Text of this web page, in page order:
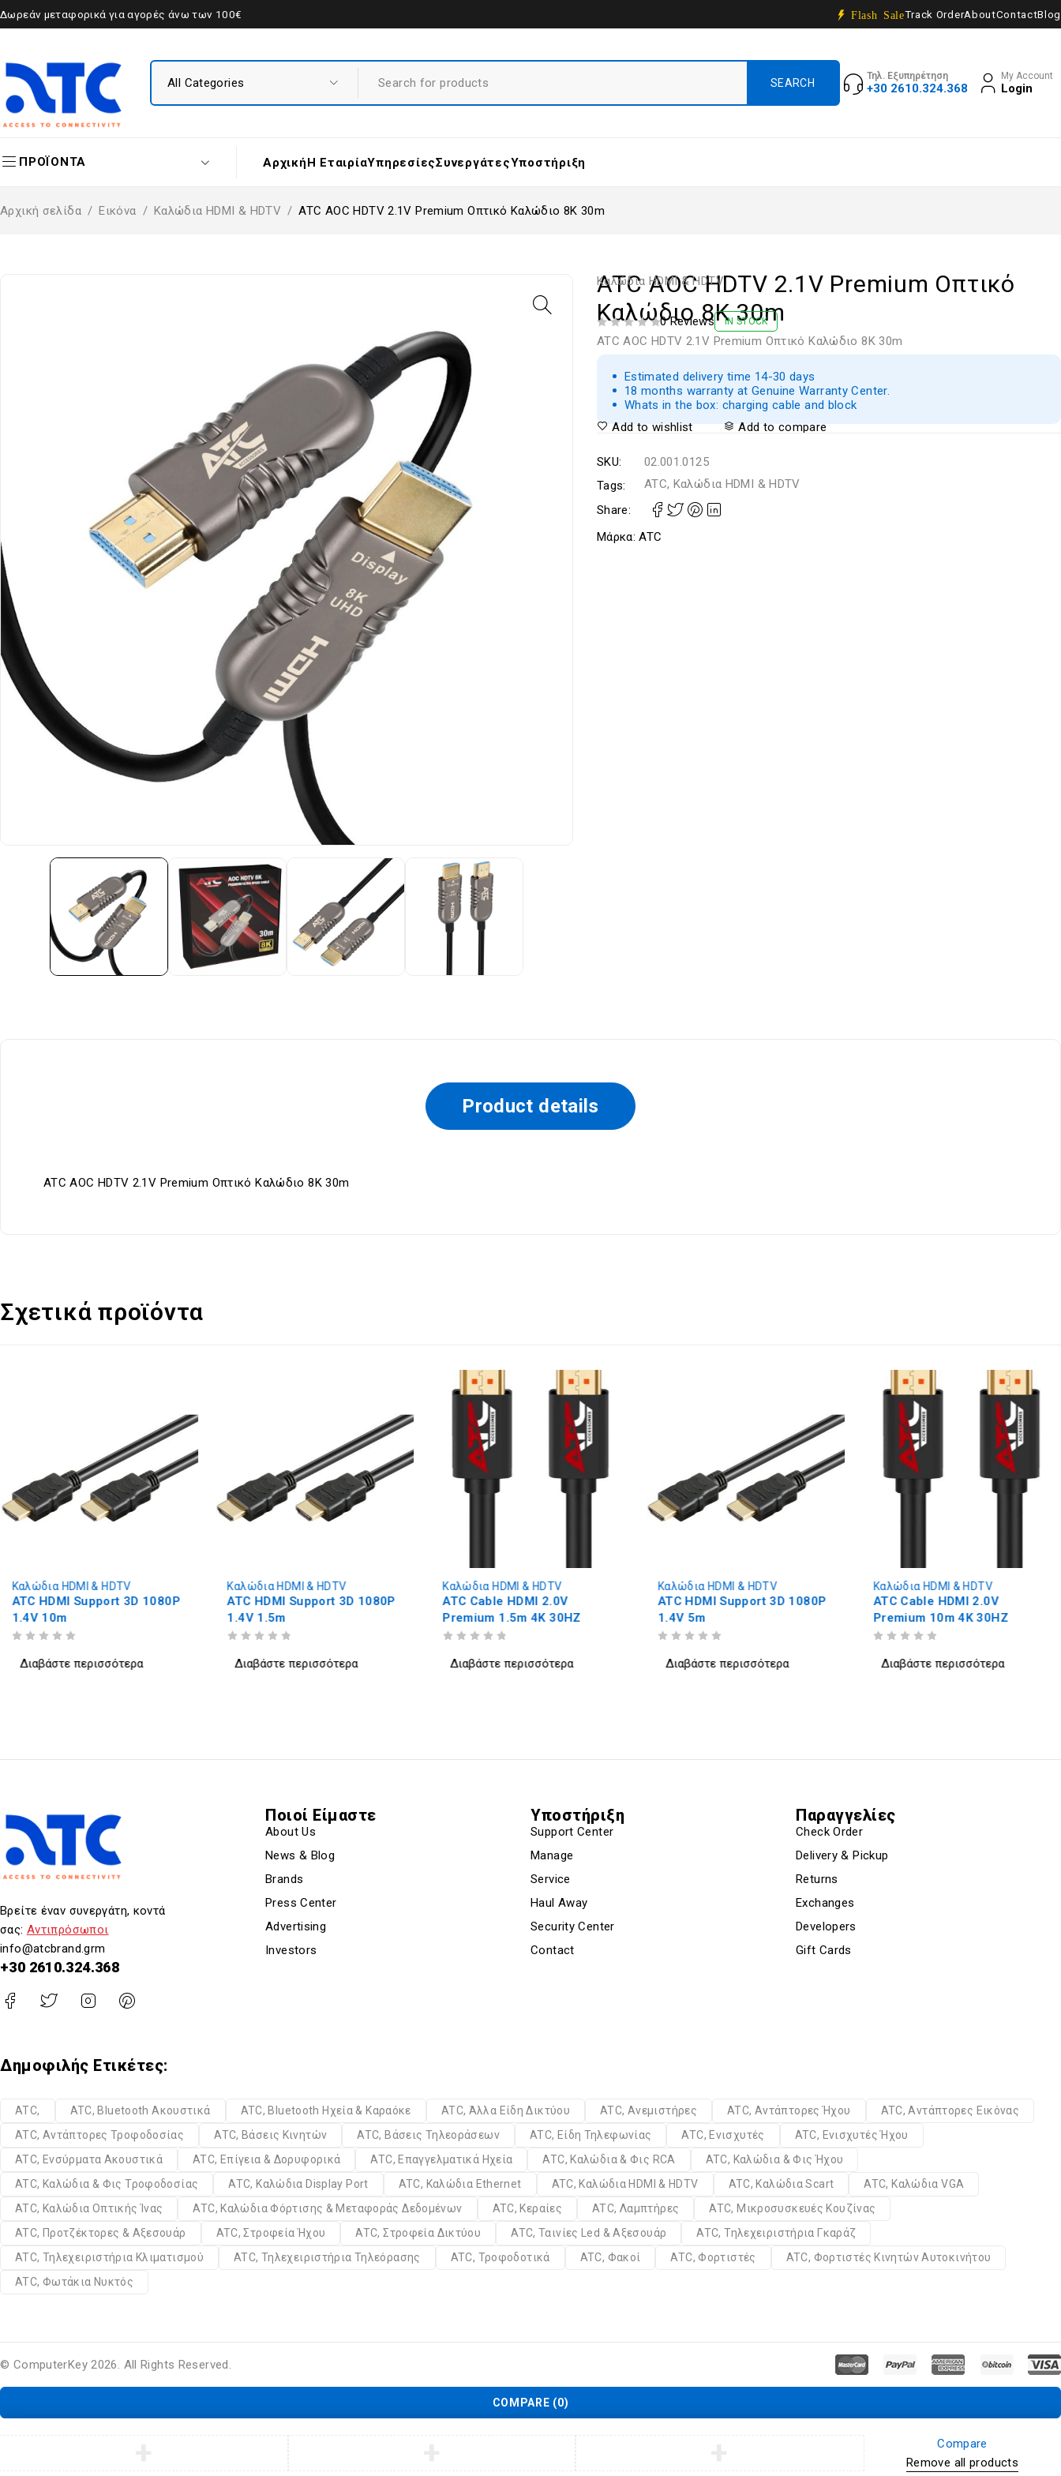
Δωρεάν μεταφορικά για αγορές άνω των 100€ Flash SaleTrack OrderAboutContactBlog
Τηλ. Εξυπηρέτηση
+30 2610.324.368
My Account
Login
ΠΡΟΪΟΝΤΑ ΑρχικήΗ ΕταιρίαΥπηρεσίεςΣυνεργάτεςΥποστήριξη
Αρχική σελίδα / Εικόνα / Καλώδια HDMI & HDTV / ATC AOC HDTV 2.1V Premium Οπτικό Καλώδιο 8K 30m
Καλώδια HDMI & HDTV
ATC AOC HDTV 2.1V Premium Οπτικό
Καλώδιο 8K 30m
0 Reviews IN STOCK
ATC AOC HDTV 2.1V Premium Οπτικό Καλώδιο 8K 30m
Estimated delivery time 14-30 days
18 months warranty at Genuine Warranty Center.
Whats in the box: charging cable and block
Add to wishlist
Add to compare
SKU:
02.001.0125
Tags:
ATC, Καλώδια HDMI & HDTV
Share:
Μάρκα:ATC
Product details
ATC AOC HDTV 2.1V Premium Οπτικό Καλώδιο 8K 30m
Σχετικά προϊόντα
Καλώδια HDMI & HDTV
ATC HDMI Support 3D 1080P
1.4V 10m
Διαβάστε περισσότερα
Καλώδια HDMI & HDTV
ATC HDMI Support 3D 1080P
1.4V 1.5m
Διαβάστε περισσότερα
Καλώδια HDMI & HDTV
ATC Cable HDMI 2.0V
Premium 1.5m 4K 30HZ
Διαβάστε περισσότερα
Καλώδια HDMI & HDTV
ATC HDMI Support 3D 1080P
1.4V 5m
Διαβάστε περισσότερα
Καλώδια HDMI & HDTV
ATC Cable HDMI 2.0V
Premium 10m 4K 30HZ
Διαβάστε περισσότερα
Βρείτε έναν συνεργάτη, κοντά
σας: Αντιπρόσωποι
info@atcbrand.grm
+30 2610.324.368
Ποιοί Είμαστε
About Us
News & Blog
Brands
Press Center
Advertising
Investors
Υποστήριξη
Support Center
Manage
Service
Haul Away
Security Center
Contact
Παραγγελίες
Check Order
Delivery & Pickup
Returns
Exchanges
Developers
Gift Cards
Δημοφιλής Ετικέτες:
ATC, ATC, Bluetooth Ακουστικά ATC, Bluetooth Ηχεία & Καραόκε ATC, Άλλα Είδη Δικτύου ATC, Ανεμιστήρες ATC, Αντάπτορες Ήχου
ATC, Αντάπτορες Εικόνας
ATC, Αντάπτορες Τροφοδοσίας
ATC, Βάσεις Κινητών ATC, Βάσεις Τηλεοράσεων ATC, Είδη Τηλεφωνίας ATC, Ενισχυτές
ATC, Ενισχυτές Ήχου
ATC, Ενσύρματα Ακουστικά
ATC, Επίγεια & Δορυφορικά ATC, Επαγγελματικά Ηχεία ATC, Καλώδια & Φις RCA
ATC, Καλώδια & Φις Ήχου
ATC, Καλώδια & Φις Τροφοδοσίας
ATC, Καλώδια Display Port ATC, Καλώδια Ethernet ATC, Καλώδια HDMI & HDTV ATC, Καλώδια Scart
ATC, Καλώδια VGA
ATC, Καλώδια Οπτικής Ίνας
ATC, Καλώδια Φόρτισης & Μεταφοράς Δεδομένων ATC, Κεραίες ATC, Λαμπτήρες
ATC, Μικροσυσκευές Κουζίνας
ATC, Προτζέκτορες & Αξεσουάρ
ATC, Στροφεία Ήχου ATC, Στροφεία Δικτύου ATC, Ταινίες Led & Αξεσουάρ
ATC, Τηλεχειριστήρια Γκαράζ
ATC, Τηλεχειριστήρια Κλιματισμού
ATC, Τηλεχειριστήρια Τηλεόρασης ATC, Τροφοδοτικά ATC, Φακοί ATC, Φορτιστές
ATC, Φορτιστές Κινητών Αυτοκινήτου
ATC, Φωτάκια Νυκτός
© ComputerKey 2026. All Rights Reserved.
COMPARE (0)
Compare
Remove all products